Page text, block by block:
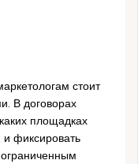
стоит
В договорах
площадках
фиксировать
ограниченным